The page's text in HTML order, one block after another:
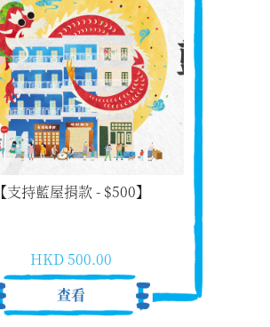
【支持藍屋捐款 - $500】
HKD 500.00
查看